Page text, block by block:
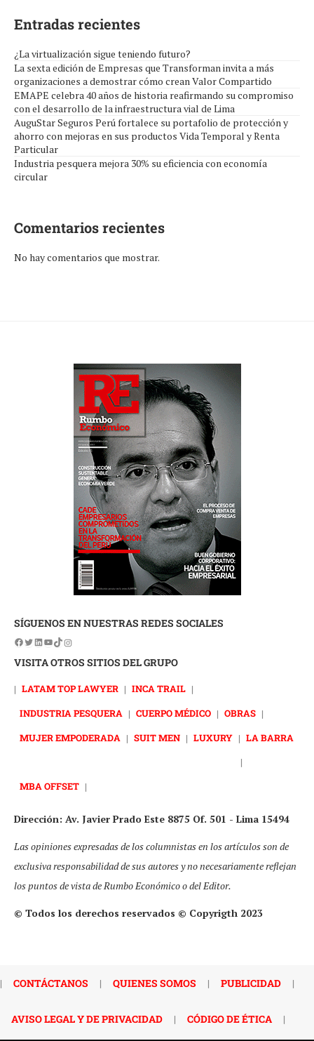
Entradas recientes
¿La virtualización sigue teniendo futuro?
La sexta edición de Empresas que Transforman invita a más
organizaciones a demostrar cómo crean Valor Compartido
EMAPE celebra 40 años de historia reafirmando su compromiso
con el desarrollo de la infraestructura vial de Lima
AuguStar Seguros Perú fortalece su portafolio de protección y
ahorro con mejoras en sus productos Vida Temporal y Renta
Particular
Industria pesquera mejora 30% su eficiencia con economía
circular
Comentarios recientes
No hay comentarios que mostrar.
SÍGUENOS EN NUESTRAS REDES SOCIALES
VISITA OTROS SITIOS DEL GRUPO
| LATAM TOP LAWYER | INCA TRAIL |
INDUSTRIA PESQUERA | CUERPO MÉDICO | OBRAS |
MUJER EMPODERADA | SUIT MEN | LUXURY | LA BARRA
|
MBA OFFSET |
Dirección: Av. Javier Prado Este 8875 Of. 501 - Lima 15494
Las opiniones expresadas de los columnistas en los artículos son de
exclusiva responsabilidad de sus autores y no necesariamente reflejan
los puntos de vista de Rumbo Económico o del Editor.
© Todos los derechos reservados © Copyrigth 2023
| CONTÁCTANOS | QUIENES SOMOS | PUBLICIDAD |
AVISO LEGAL Y DE PRIVACIDAD | CÓDIGO DE ÉTICA |